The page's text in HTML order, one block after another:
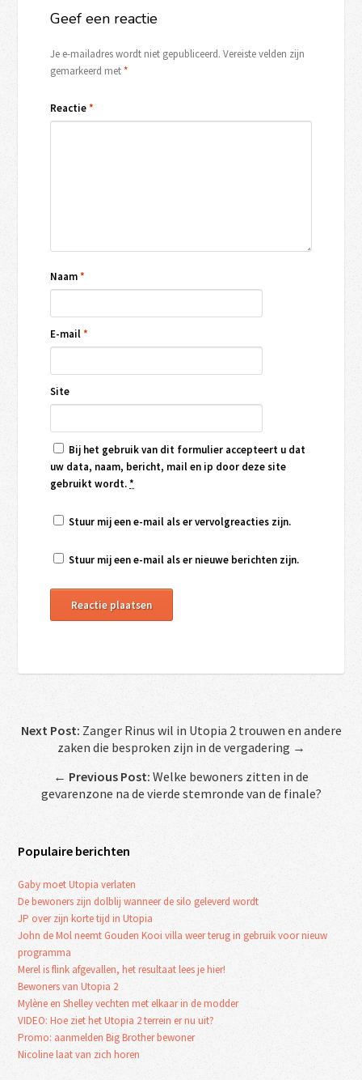
Geef een reactie
Je e-mailadres wordt niet gepubliceerd. Vereiste velden zijn
gemarkeerd met*
Reactie*
Naam*
E-mail*
Site
Bij het gebruik van dit formulier accepteert u dat
uw data, naam, bericht, mail en ip door deze site
gebruikt wordt.*
Stuur mij een e-mail als er vervolgreacties zijn.
Stuur mij een e-mail als er nieuwe berichten zijn.
Next Post: Zanger Rinus wil in Utopia 2 trouwen en andere
zaken die besproken zijn in de vergadering →
← Previous Post: Welke bewoners zitten in de
gevarenzone na de vierde stemronde van de finale?
Populaire berichten
Gaby moet Utopia verlaten
De bewoners zijn dolblij wanneer de silo geleverd wordt
JP over zijn korte tijd in Utopia
John de Mol neemt Gouden Kooi villa weer terug in gebruik voor nieuw
programma
Merel is flink afgevallen, het resultaat lees je hier!
Bewoners van Utopia 2
Mylène en Shelley vechten met elkaar in de modder
VIDEO: Hoe ziet het Utopia 2 terrein er nu uit?
Promo: aanmelden Big Brother bewoner
Nicoline laat van zich horen